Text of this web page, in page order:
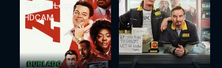
Trás do Logo -
HDCAM